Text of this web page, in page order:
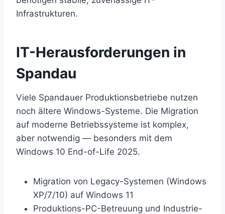
Infrastrukturen.
IT-Herausforderungen in
Spandau
Viele Spandauer Produktionsbetriebe nutzen
noch ältere Windows-Systeme. Die Migration
auf moderne Betriebssysteme ist komplex,
aber notwendig — besonders mit dem
Windows 10 End-of-Life 2025.
Migration von Legacy-Systemen (Windows
XP/7/10) auf Windows 11
Produktions-PC-Betreuung und Industrie-